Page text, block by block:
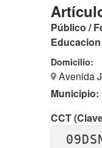
Público /
Domicilio:
Avenida
Municipio:
CCT